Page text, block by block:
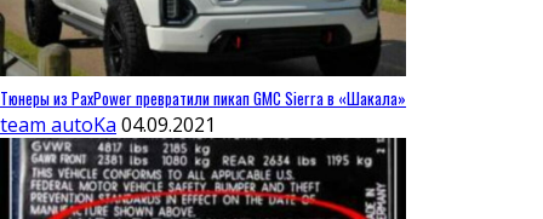
Тюнеры из PaxPower превратили пикап GMC Sierra в «Шакала»
team autoKa 04.09.2021